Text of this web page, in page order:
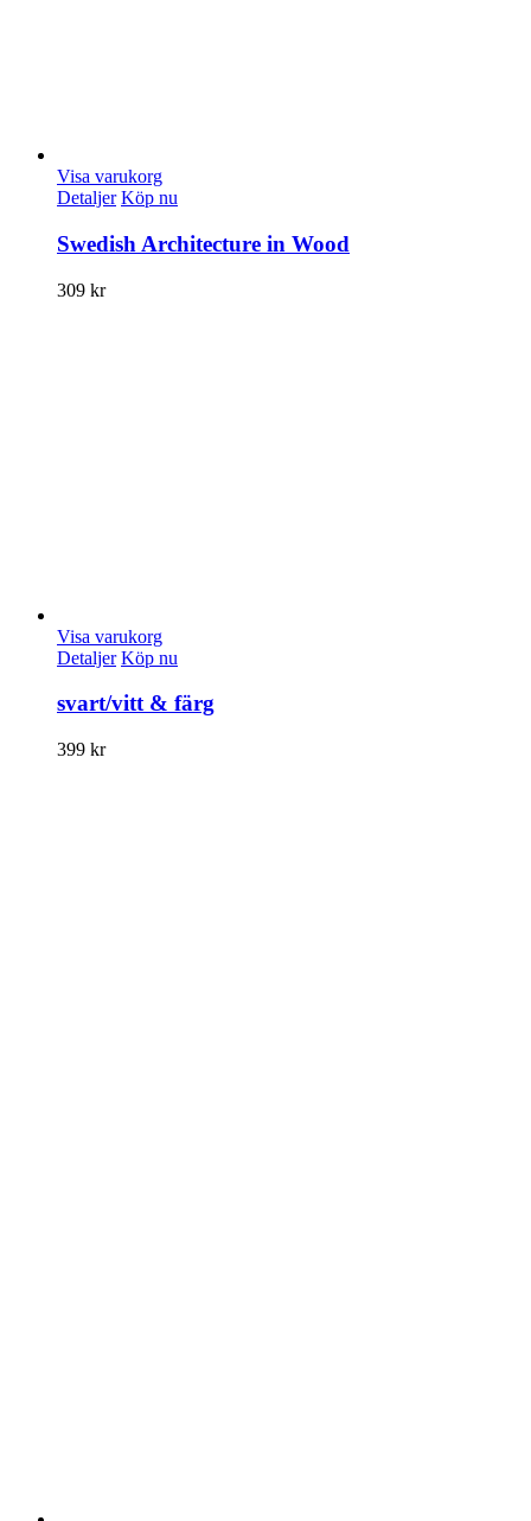
Visa varukorg
Detaljer Köp nu
Swedish Architecture in Wood
309 kr
Visa varukorg
Detaljer Köp nu
svart/vitt & färg
399 kr